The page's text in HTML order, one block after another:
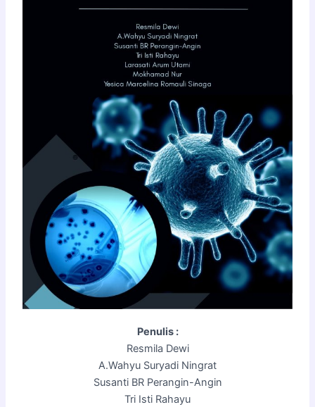
Penulis :
Resmila Dewi
A.Wahyu Suryadi Ningrat
Susanti BR Perangin-Angin
Tri Isti Rahayu